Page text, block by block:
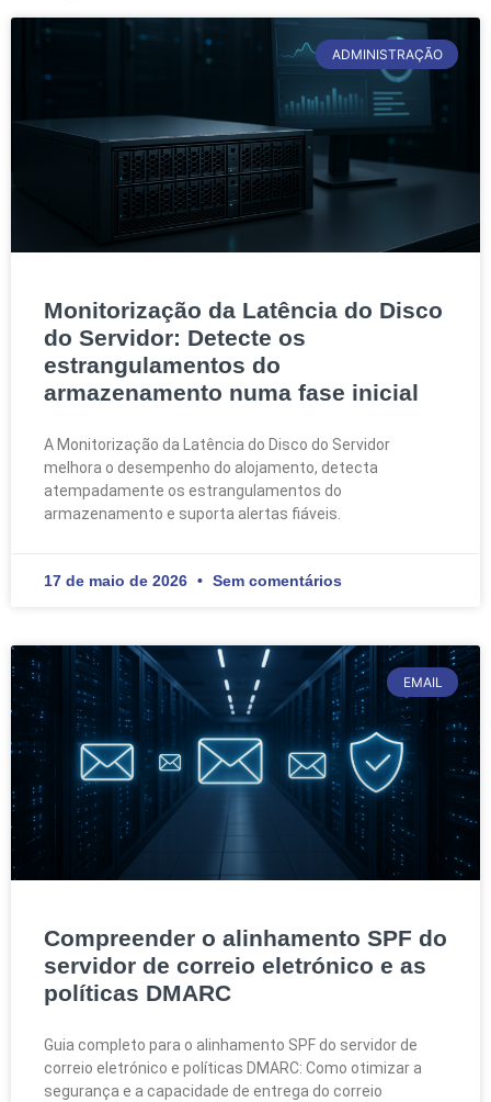
ADMINISTRAÇÃO
Monitorização da Latência do Disco
do Servidor: Detecte os
estrangulamentos do
armazenamento numa fase inicial
A Monitorização da Latência do Disco do Servidor
melhora o desempenho do alojamento, detecta
atempadamente os estrangulamentos do
armazenamento e suporta alertas fiáveis.
17 de maio de 2026 Sem comentários
EMAIL
Compreender o alinhamento SPF do
servidor de correio eletrónico e as
políticas DMARC
Guia completo para o alinhamento SPF do servidor de
correio eletrónico e políticas DMARC: Como otimizar a
segurança e a capacidade de entrega do correio